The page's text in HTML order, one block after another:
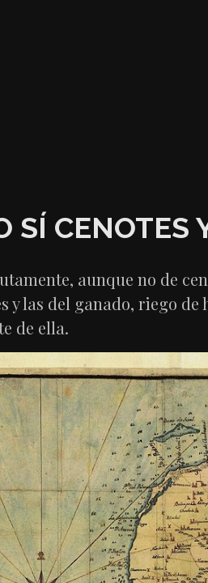
SÍ CENOTES
aunque no de
y las del ganado, riego
de ella.